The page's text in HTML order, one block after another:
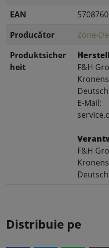
EAN
Producător
Zone-
Produktsicher
heit
F&H
E-Mail:
F&H
Distribuie pe